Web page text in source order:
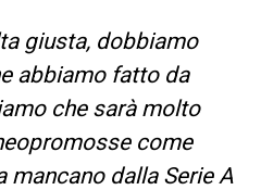
giusta, dobbiamo
abbiamo fatto da
che sarà molto
come
mancano dalla Serie A